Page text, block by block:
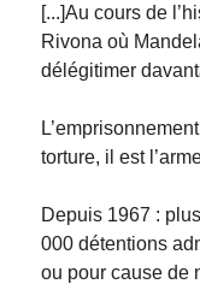
[...]Au cours de
Rivona où
délégitimer
torture, il est
Depuis 1967 :
000 détentions
ou pour cause de